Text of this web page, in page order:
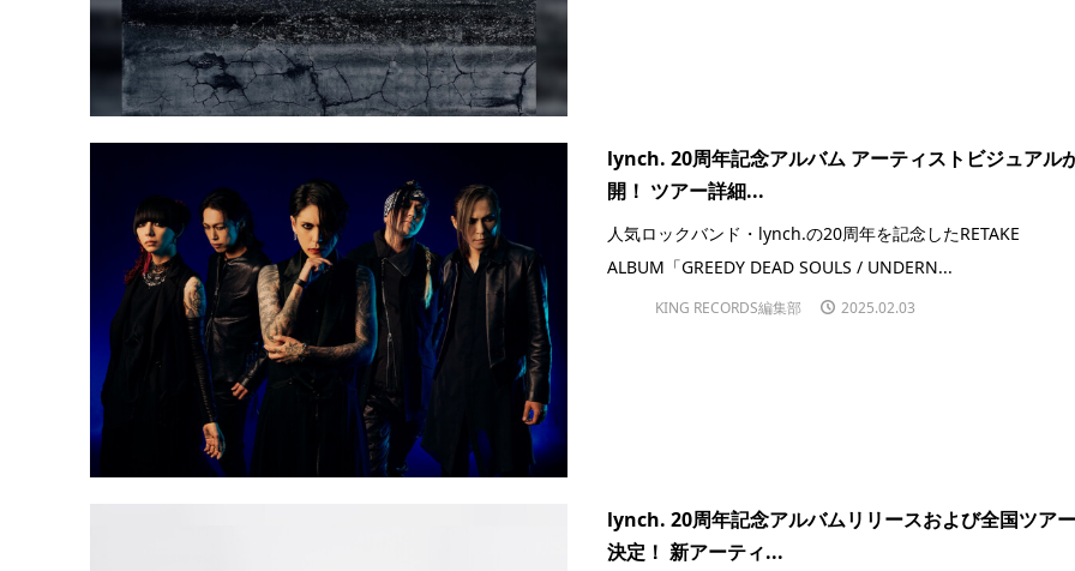
lynch. 20周年記念アルバム アーティストビジュアル
開！ ツアー詳細...
人気ロックバンド・lynch.の20周年を記念したRETAKE
ALBUM「GREEDY DEAD SOULS / UNDERN...
KING RECORDS編集部 2025.02.03
lynch. 20周年記念アルバムリリースおよび全国ツア
決定！ 新アーティ...